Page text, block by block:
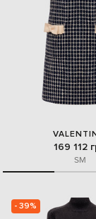
169 112
SM
- 39%